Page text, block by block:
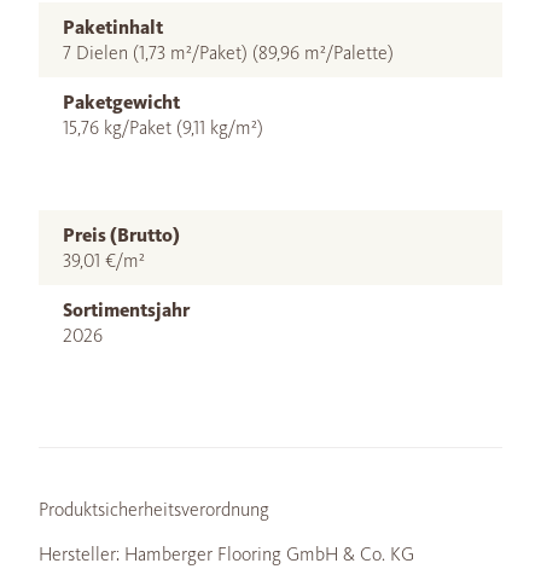
Paketinhalt
7 Dielen (1,73 m²/Paket) (89,96 m²/Palette)
Paketgewicht
15,76 kg/Paket (9,11 kg/m²)
Preis (Brutto)
39,01 €/m²
Sortimentsjahr
2026
Produktsicherheitsverordnung
Hersteller: Hamberger Flooring GmbH & Co. KG